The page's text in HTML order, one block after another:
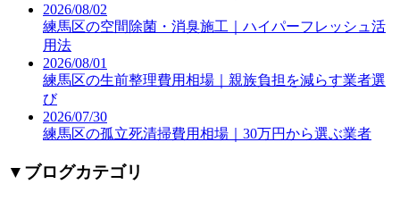
2026/08/02
練馬区の空間除菌・消臭施工｜ハイパーフレッシュ活
用法
2026/08/01
練馬区の生前整理費用相場｜親族負担を減らす業者選
び
2026/07/30
練馬区の孤立死清掃費用相場｜30万円から選ぶ業者
▼ ブログカテゴリ